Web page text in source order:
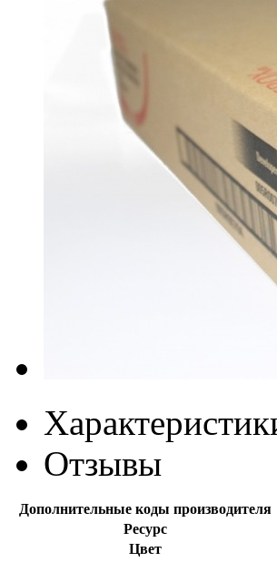
Отзывы
Дополнительные коды производителя
Ресурс
Цвет